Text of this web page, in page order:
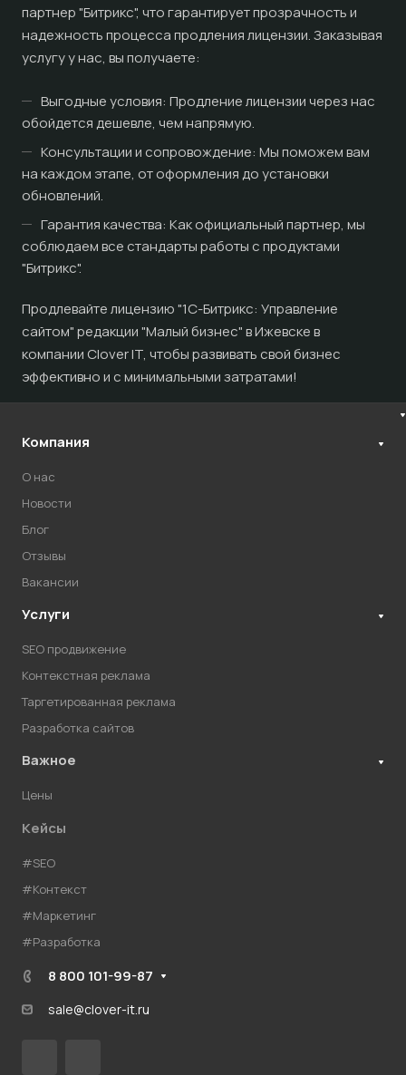
партнер "Битрикс", что гарантирует прозрачность и
надежность процесса продления лицензии. Заказывая
услугу у нас, вы получаете:
Выгодные условия: Продление лицензии через нас
обойдется дешевле, чем напрямую.
Консультации и сопровождение: Мы поможем вам
на каждом этапе, от оформления до установки
обновлений.
Гарантия качества: Как официальный партнер, мы
соблюдаем все стандарты работы с продуктами
"Битрикс".
Продлевайте лицензию "1С-Битрикс: Управление
сайтом" редакции "Малый бизнес" в Ижевске в
компании Clover IT, чтобы развивать свой бизнес
эффективно и с минимальными затратами!
Компания
О нас
Новости
Блог
Отзывы
Вакансии
Услуги
SEO продвижение
Контекстная реклама
Таргетированная реклама
Разработка сайтов
Важное
Цены
Кейсы
#SEO
#Контекст
#Маркетинг
#Разработка
8 800 101-99-87
sale@clover-it.ru